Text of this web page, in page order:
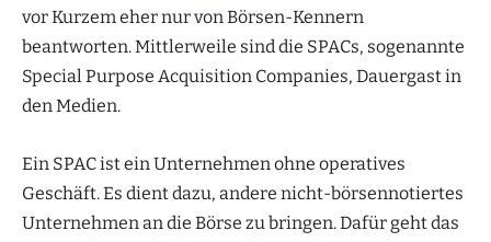
vor Kurzem eher nur von Börsen-Kennern
beantworten. Mittlerweile sind die SPACs, sogenannte
Special Purpose Acquisition Companies, Dauergast in
den Medien.
Ein SPAC ist ein Unternehmen ohne operatives
Geschäft. Es dient dazu, andere nicht-börsennotiertes
Unternehmen an die Börse zu bringen. Dafür geht das